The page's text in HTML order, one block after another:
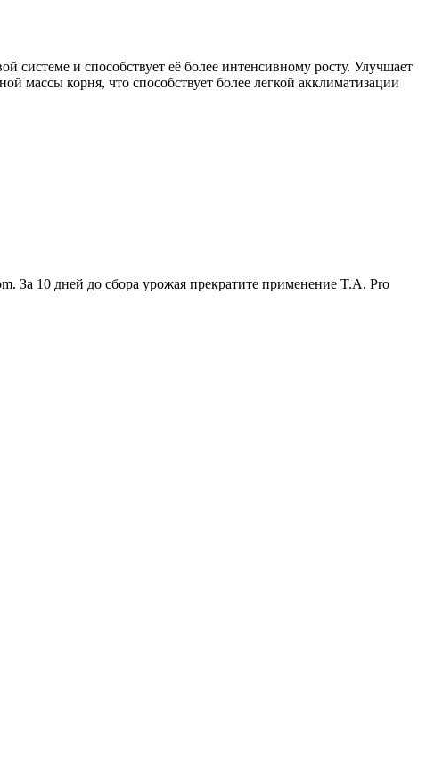
системе и способствует её более интенсивному росту. Улучшает
массы корня, что способствует более легкой акклиматизации
За 10 дней до сбора урожая прекратите применение T.A. Pro